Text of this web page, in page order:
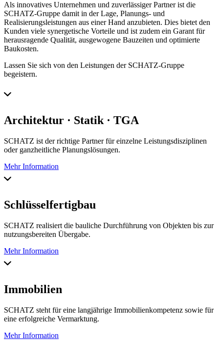
Als innovatives Unternehmen und zuverlässiger Partner ist die
SCHATZ-Gruppe damit in der Lage, Planungs- und
Realisierungsleistungen aus einer Hand anzubieten. Dies bietet den
Kunden viele synergetische Vorteile und ist zudem ein Garant für
herausragende Qualität, ausgewogene Bauzeiten und optimierte
Baukosten.
Lassen Sie sich von den Leistungen der SCHATZ-Gruppe
begeistern.
Architektur · Statik · TGA
SCHATZ ist der richtige Partner für einzelne Leistungsdisziplinen
oder ganzheitliche Planungslösungen.
Mehr Information
Schlüsselfertigbau
SCHATZ realisiert die bauliche Durchführung von Objekten bis zur
nutzungsbereiten Übergabe.
Mehr Information
Immobilien
SCHATZ steht für eine langjährige Immobilienkompetenz sowie für
eine erfolgreiche Vermarktung.
Mehr Information